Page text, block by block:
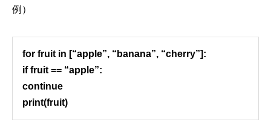
例）
for fruit in [“apple”, “banana”, “cherry”]:
if fruit == “apple”:
continue
print(fruit)